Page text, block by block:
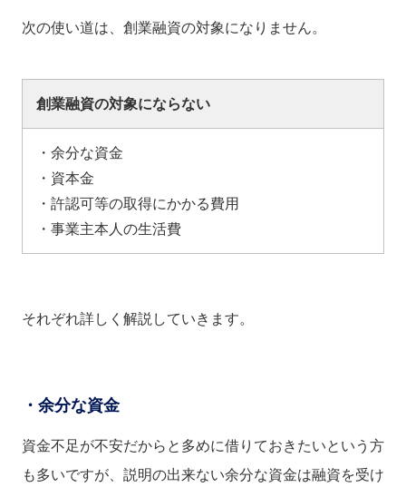
次の使い道は、創業融資の対象になりません。
創業融資の対象にならない
・余分な資金
・資本金
・許認可等の取得にかかる費用
・事業主本人の生活費
それぞれ詳しく解説していきます。
・余分な資金
資金不足が不安だからと多めに借りておきたいという方
も多いですが、説明の出来ない余分な資金は融資を受け